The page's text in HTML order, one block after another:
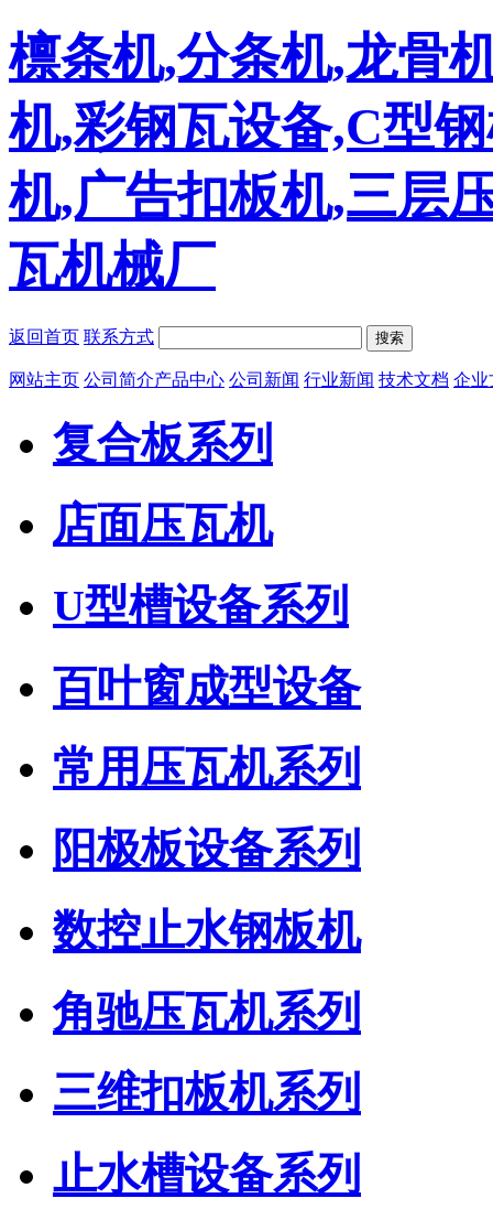
檩条机,分条机,龙骨
机,彩钢瓦设备,C型
机,广告扣板机,三层
瓦机械厂
返回首页 联系方式 搜索
网站主页 公司简介产品中心 公司新闻 行业新闻 技术文档 企业
复合板系列
店面压瓦机
U型槽设备系列
百叶窗成型设备
常用压瓦机系列
阳极板设备系列
数控止水钢板机
角驰压瓦机系列
三维扣板机系列
止水槽设备系列